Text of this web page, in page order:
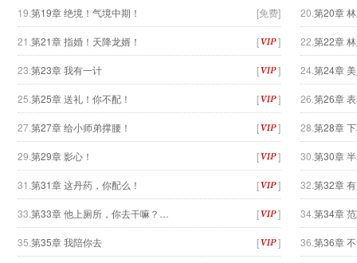
19. 第19章 绝境！气境中期！ [免费] 20. 第20章
21. 第21章 指婚！天降龙婿！ [ ] 22. 第22章
23. 第23章 我有一计 [ ] 24. 第24章
25. 第25章 送礼！你不配！ [ ] 26. 第26章
27.第27章 给小师弟撑腰！ [ ] 28. 第28章
29. 第29章 影心！ [ ] 30. 第30章
31. 第31章 这丹药，你配么！ [ ] 32. 第32章
33. 第33章 他上厕所，你去干嘛？… [ ] 34. 第34章
35. 第35章 我陪你去 [ ] 36. 第36章